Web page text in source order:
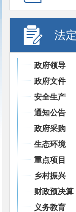
法
政府领导
政府文件
安全生产
通知公告
政府采购
生态环境
重点项目
乡村振兴
财政预决算
义务教育